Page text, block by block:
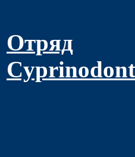
Отряд